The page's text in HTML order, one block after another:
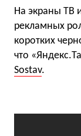
На экраны ТВ
рекламных
коротких
что
Sostav.